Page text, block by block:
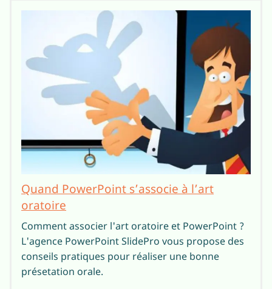
Quand PowerPoint s’associe à l’art
oratoire
Comment associer l'art oratoire et PowerPoint ?
L'agence PowerPoint SlidePro vous propose des
conseils pratiques pour réaliser une bonne
présetation orale.